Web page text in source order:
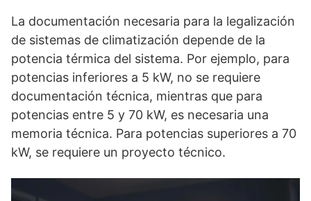
La documentación necesaria para la legalización
de sistemas de climatización depende de la
potencia térmica del sistema. Por ejemplo, para
potencias inferiores a 5 kW, no se requiere
documentación técnica, mientras que para
potencias entre 5 y 70 kW, es necesaria una
memoria técnica. Para potencias superiores a 70
kW, se requiere un proyecto técnico.